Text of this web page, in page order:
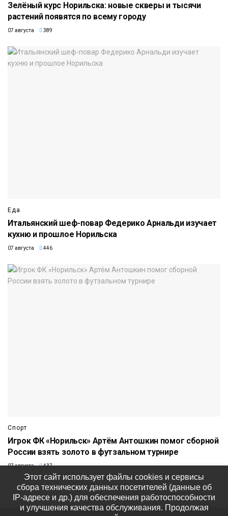
Зелёный курс Норильска: новые скверы и тысячи
растений появятся по всему городу
07 августа 389
Еда
Итальянский шеф-повар Федерико Арнальди изучает
кухню и прошлое Норильска
07 августа 446
Спорт
Игрок ФК «Норильск» Артём Антошкин помог сборной
России взять золото в футзальном турнире
07 августа 437
Этот сайт использует файлы cookies и сервисы
сбора технических данных посетителей (данные об
IP-адресе и др.) для обеспечения работоспособности
и улучшения качества обслуживания. Продолжая